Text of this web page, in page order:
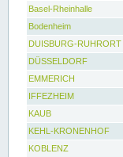
Basel-Rheinhalle
Bodenheim
DUISBURG-RUHRORT
DÜSSELDORF
EMMERICH
IFFEZHEIM
KAUB
KEHL-KRONENHOF
KOBLENZ